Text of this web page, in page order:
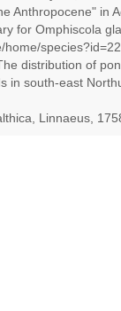
Anthropocene" in
for Omphiscola
home/
distribution of
in south-east
Linnaeus,